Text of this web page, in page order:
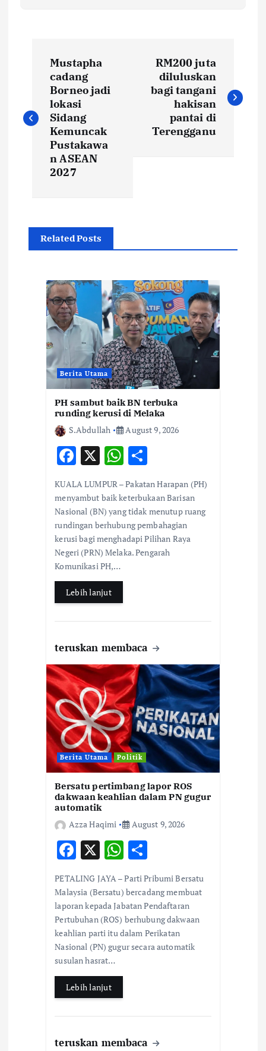
s
v
Mustapha
cadang
Borneo jadi
lokasi
Sidang
Kemuncak
Pustakawa
n ASEAN
2027
RM200 juta
diluluskan
bagi tangani
hakisan
pantai di
Terengganu
Related Posts
Berita Utama
PH sambut baik BN terbuka
runding kerusi di Melaka
S.Abdullah
August 9, 2026
F
ac
e
b
o
o
k
X W
h
at
s
A
p
h
ar
e
KUALA LUMPUR – Pakatan Harapan (PH)
menyambut baik keterbukaan Barisan
Nasional (BN) yang tidak menutup ruang
rundingan berhubung pembahagian
kerusi bagi menghadapi Pilihan Raya
Negeri (PRN) Melaka. Pengarah
Komunikasi PH,…
Lebih lanjut
teruskan membaca
Berita Utama Politik
Bersatu pertimbang lapor ROS
dakwaan keahlian dalam PN gugur
automatik
Azza Haqimi
August 9, 2026
F
ac
e
b
o
o
k
X W
h
at
s
A
p
h
ar
e
PETALING JAYA – Parti Pribumi Bersatu
Malaysia (Bersatu) bercadang membuat
laporan kepada Jabatan Pendaftaran
Pertubuhan (ROS) berhubung dakwaan
keahlian parti itu dalam Perikatan
Nasional (PN) gugur secara automatik
susulan hasrat…
Lebih lanjut
teruskan membaca